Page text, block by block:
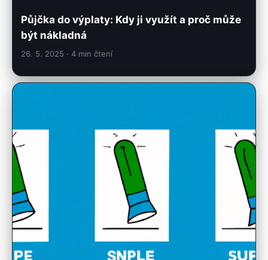
Půjčka do výplaty: Kdy ji využít a proč může
být nákladná
26. 5. 2025 · 4 min čtení